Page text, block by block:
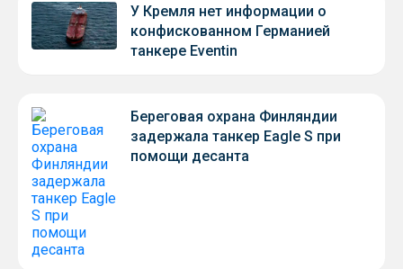
У Кремля нет информации о
конфискованном Германией
танкере Eventin
Береговая охрана Финляндии
задержала танкер Eagle S при
помощи десанта